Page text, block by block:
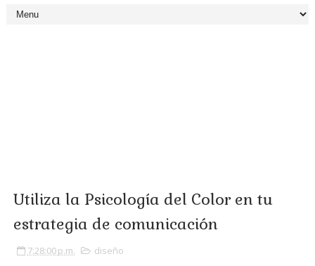
Utiliza la Psicología del Color en tu
estrategia de comunicación
7:28:00 p.m. diseño